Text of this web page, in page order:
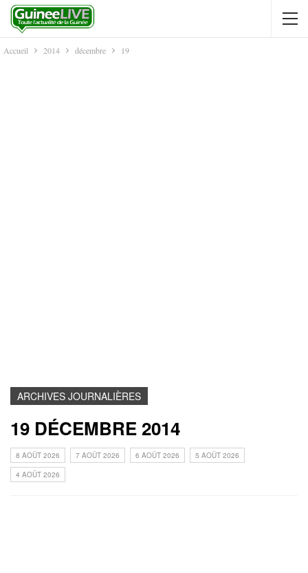
Accueil 2014 décembre 19
ARCHIVES JOURNALIÈRES
19 DÉCEMBRE 2014
8 AOÛT 2026 7 AOÛT 2026 6 AOÛT 2026
5 AOÛT 2026
4 AOÛT 2026